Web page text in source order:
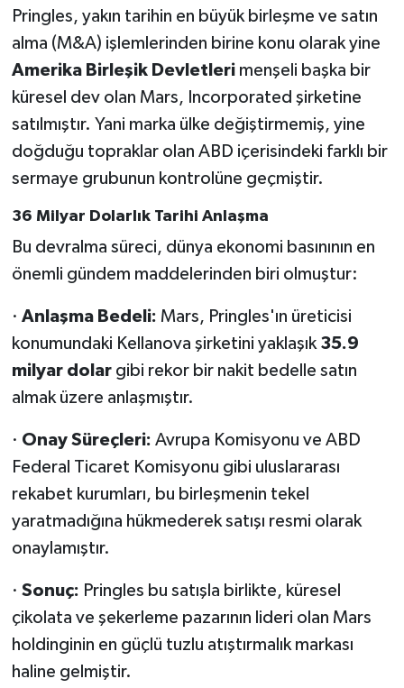
Pringles, yakın tarihin en büyük birleşme ve satın
alma (M&A) işlemlerinden birine konu olarak yine
Amerika Birleşik Devletlerimenşeli başka bir
küresel dev olan Mars, Incorporated şirketine
satılmıştır. Yani marka ülke değiştirmemiş, yine
doğduğu topraklar olan ABD içerisindeki farklı bir
sermaye grubunun kontrolüne geçmiştir.
36 Milyar Dolarlık Tarihi Anlaşma
Bu devralma süreci, dünya ekonomi basınının en
önemli gündem maddelerinden biri olmuştur:
· Anlaşma Bedeli: Mars, Pringles'ın üreticisi
konumundaki Kellanova şirketini yaklaşık 35.9
milyar dolargibi rekor bir nakit bedelle satın
almak üzere anlaşmıştır.
· Onay Süreçleri: Avrupa Komisyonu ve ABD
Federal Ticaret Komisyonu gibi uluslararası
rekabet kurumları, bu birleşmenin tekel
yaratmadığına hükmederek satışı resmi olarak
onaylamıştır.
· Sonuç: Pringles bu satışla birlikte, küresel
çikolata ve şekerleme pazarının lideri olan Mars
holdinginin en güçlü tuzlu atıştırmalık markası
haline gelmiştir.